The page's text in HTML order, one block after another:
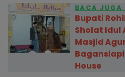
BACA JUGA
Bupati
Sholat Idul
Masjid
House